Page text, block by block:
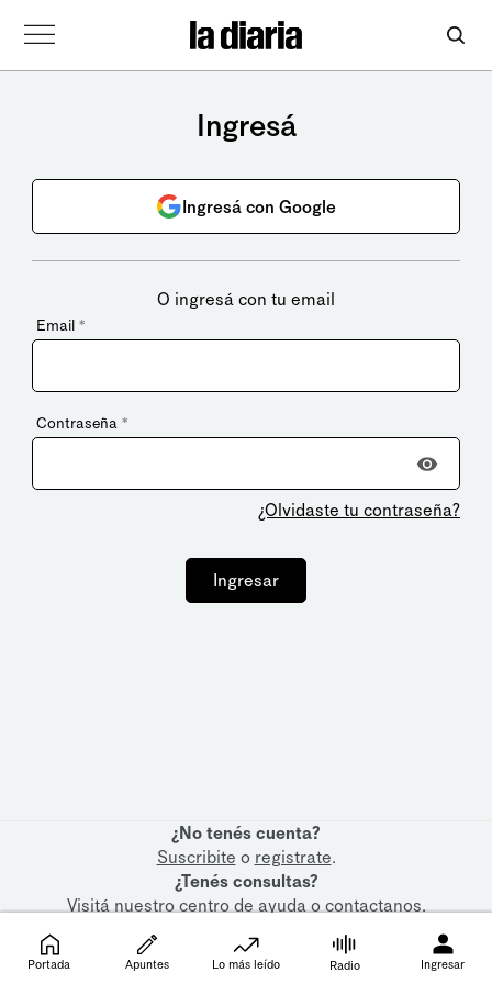
Ingresá
Ingresá con Google
O ingresá con tu email
Email *
Contraseña *
¿Olvidaste tu contraseña?
Ingresar
¿No tenés cuenta?
Suscribite o registrate.
¿Tenés consultas?
Visitá nuestrocentro de ayudaocontactanos.
Portada Apuntes Lo más leído Radio Ingresar